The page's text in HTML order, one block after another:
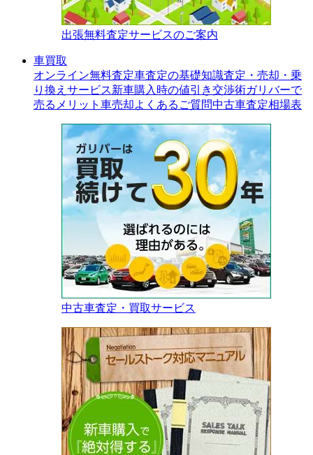
出張無料査定サービスのご案内
車買取
オンライン無料査定車査定の基礎知識査定・売却・乗
り換えサービス新車購入時の値引き交渉術ガリバーで
売るメリット 車売却よくあるご質問中古車査定相場表
中古車査定・買取サービス